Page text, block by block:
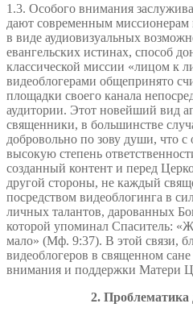
1.3. Особого внимания
дают современным
в виде аудиовизуальных
евангельских истинах, способ
классической миссии «лицом к
видеоблогерами общепринято
площадки своего канала
аудитории. Этот новейший вид
священники, в большинстве
добровольно по зову души, что с
высокую степень
созданный контент и перед
другой стороны, не каждый
посредством видеоблогинга в
личных талантов, дарованных
которой упоминал Спаситель:
мало» (Мф. 9:37). В этой связи,
видеоблогеров в священном
внимания и поддержки Матери
2. Проблематика